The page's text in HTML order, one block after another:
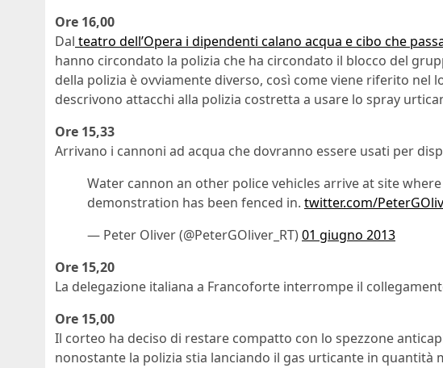
Ore 16,00
Dal teatro dell’Opera i dipendenti calano acqua e cibo che
hanno circondato la polizia che ha circondato il blocco del
della polizia è ovviamente diverso, così come viene riferito nel
descrivono attacchi alla polizia costretta a usare lo spray
Ore 15,33
Arrivano i cannoni ad acqua che dovranno essere usati per
Water cannon an other police vehicles arrive at site where
demonstration has been fenced in. twitter.com/
— Peter Oliver (@PeterGOliver_RT)01 giugno 2013
Ore 15,20
La delegazione italiana a Francoforte interrompe il
Ore 15,00
Il corteo ha deciso di restare compatto con lo spezzone
nonostante la polizia stia lanciando il gas urticante in quantità